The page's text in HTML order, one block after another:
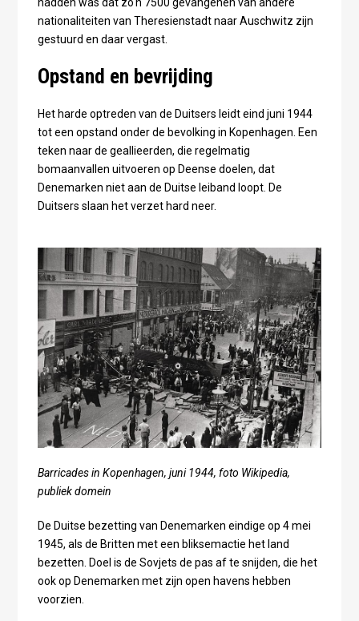
hadden was dat zo'n 7500 gevangenen van andere
nationaliteiten van Theresienstadt naar Auschwitz zijn
gestuurd en daar vergast.
Opstand en bevrijding
Het harde optreden van de Duitsers leidt eind juni 1944
tot een opstand onder de bevolking in Kopenhagen. Een
teken naar de geallieerden, die regelmatig
bomaanvallen uitvoeren op Deense doelen, dat
Denemarken niet aan de Duitse leiband loopt. De
Duitsers slaan het verzet hard neer.
Barricades in Kopenhagen, juni 1944, foto Wikipedia,
publiek domein
De Duitse bezetting van Denemarken eindige op 4 mei
1945, als de Britten met een bliksemactie het land
bezetten. Doel is de Sovjets de pas af te snijden, die het
ook op Denemarken met zijn open havens hebben
voorzien.